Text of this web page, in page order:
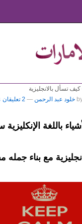
كيف تسأل بالانجليزية
خلود عبد الرحمن — 2 تعليقان ↓
باللغة
مع بناء جمله